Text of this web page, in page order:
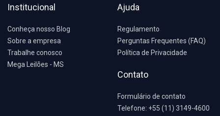
Institucional
Conheça nosso Blog
Sobre a empresa
Trabalhe conosco
Mega Leilões - MS
Ajuda
Regulamento
Perguntas Frequentes (FAQ)
Política de Privacidade
Contato
Formulário de contato
Telefone: +55 (11) 3149-4600